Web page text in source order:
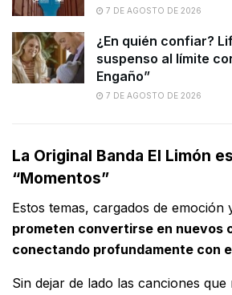
7 DE AGOSTO DE 2026
¿En quién confiar?
suspenso al límite
Engaño”
7 DE AGOSTO DE 2026
La Original Banda El Limón
“Momentos”
Estos temas, cargados de emoción
prometen convertirse en nuevos
conectando profundamente con
Sin dejar de lado las canciones